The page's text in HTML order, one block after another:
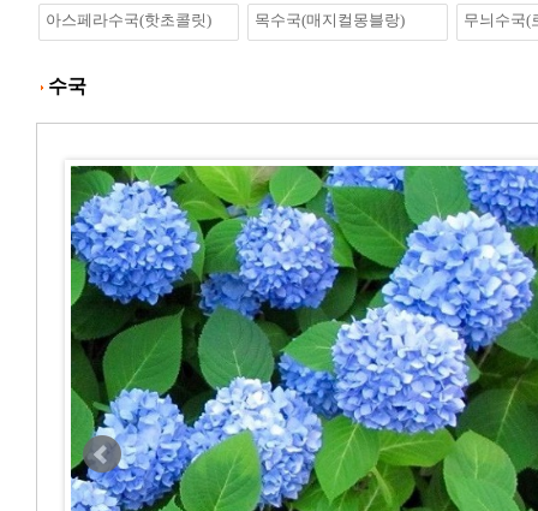
아스페라수국(핫초콜릿) 목수국(매지컬몽블랑) 무늬수국(
수국